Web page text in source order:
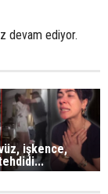
devam ediyor.
işkence,